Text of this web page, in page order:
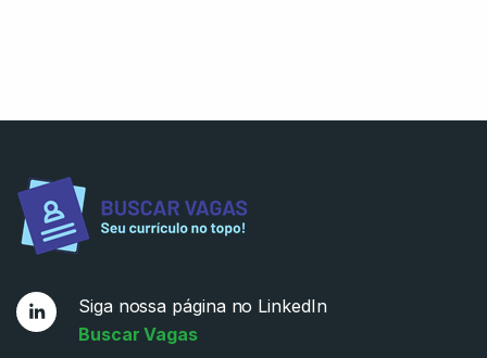
Siga nossa página no LinkedIn
Buscar Vagas